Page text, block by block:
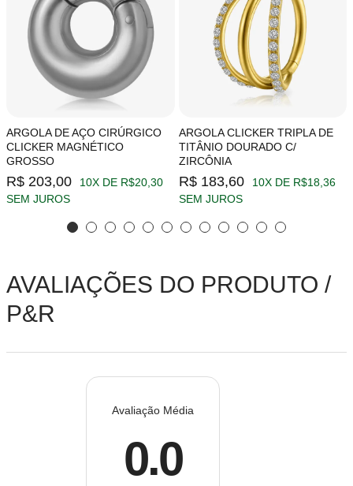
ARGOLA DE AÇO CIRÚRGICO
CLICKER MAGNÉTICO
GROSSO
R$ 203,00
10X DE R$20,30
SEM JUROS
ARGOLA CLICKER TRIPLA DE
TITÂNIO DOURADO C/
ZIRCÔNIA
R$ 183,60
10X DE R$18,36
SEM JUROS
AVALIAÇÕES DO PRODUTO /
P&R
Avaliação Média
0.0